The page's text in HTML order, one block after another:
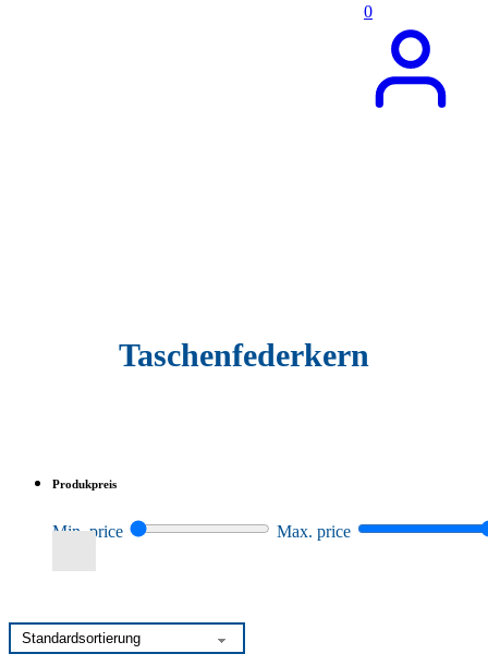
0
Taschen­federkern
Produkpreis
Min. price Max. price